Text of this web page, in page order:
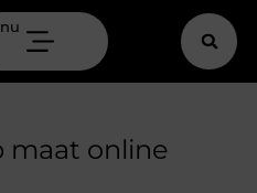
maat online